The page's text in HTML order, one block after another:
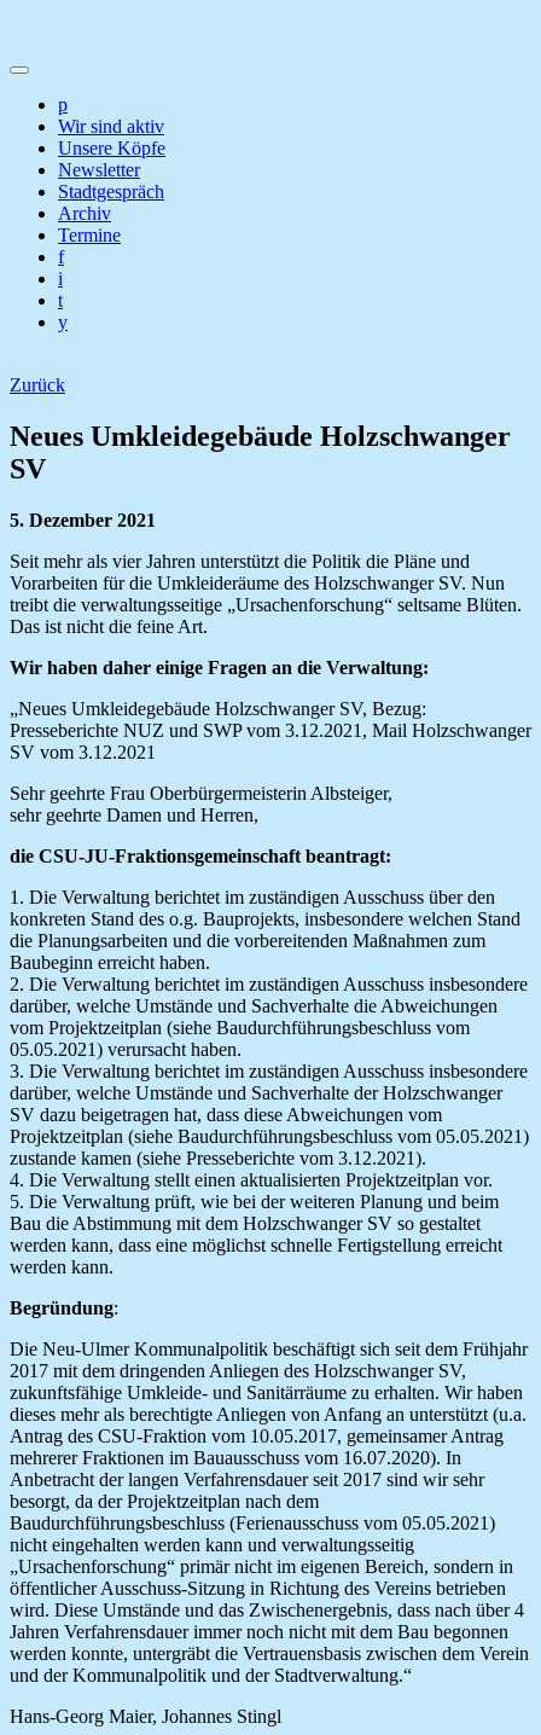
p
Wir sind aktiv
Unsere Köpfe
Newsletter
Stadtgespräch
Archiv
Termine
f
i
t
y
Zurück
Neues Umkleidegebäude Holzschwanger
SV
5. Dezember 2021
Seit mehr als vier Jahren unterstützt die Politik die Pläne und
Vorarbeiten für die Umkleideräume des Holzschwanger SV. Nun
treibt die verwaltungsseitige „Ursachenforschung“ seltsame Blüten.
Das ist nicht die feine Art.
Wir haben daher einige Fragen an die Verwaltung:
„Neues Umkleidegebäude Holzschwanger SV, Bezug:
Presseberichte NUZ und SWP vom 3.12.2021, Mail Holzschwanger
SV vom 3.12.2021
Sehr geehrte Frau Oberbürgermeisterin Albsteiger,
sehr geehrte Damen und Herren,
die CSU-JU-Fraktionsgemeinschaft beantragt:
1. Die Verwaltung berichtet im zuständigen Ausschuss über den
konkreten Stand des o.g. Bauprojekts, insbesondere welchen Stand
die Planungsarbeiten und die vorbereitenden Maßnahmen zum
Baubeginn erreicht haben.
2. Die Verwaltung berichtet im zuständigen Ausschuss insbesondere
darüber, welche Umstände und Sachverhalte die Abweichungen
vom Projektzeitplan (siehe Baudurchführungsbeschluss vom
05.05.2021) verursacht haben.
3. Die Verwaltung berichtet im zuständigen Ausschuss insbesondere
darüber, welche Umstände und Sachverhalte der Holzschwanger
SV dazu beigetragen hat, dass diese Abweichungen vom
Projektzeitplan (siehe Baudurchführungsbeschluss vom 05.05.2021)
zustande kamen (siehe Presseberichte vom 3.12.2021).
4. Die Verwaltung stellt einen aktualisierten Projektzeitplan vor.
5. Die Verwaltung prüft, wie bei der weiteren Planung und beim
Bau die Abstimmung mit dem Holzschwanger SV so gestaltet
werden kann, dass eine möglichst schnelle Fertigstellung erreicht
werden kann.
Begründung:
Die Neu-Ulmer Kommunalpolitik beschäftigt sich seit dem Frühjahr
2017 mit dem dringenden Anliegen des Holzschwanger SV,
zukunftsfähige Umkleide- und Sanitärräume zu erhalten. Wir haben
dieses mehr als berechtigte Anliegen von Anfang an unterstützt (u.a.
Antrag des CSU-Fraktion vom 10.05.2017, gemeinsamer Antrag
mehrerer Fraktionen im Bauausschuss vom 16.07.2020). In
Anbetracht der langen Verfahrensdauer seit 2017 sind wir sehr
besorgt, da der Projektzeitplan nach dem
Baudurchführungsbeschluss (Ferienausschuss vom 05.05.2021)
nicht eingehalten werden kann und verwaltungsseitig
„Ursachenforschung“ primär nicht im eigenen Bereich, sondern in
öffentlicher Ausschuss-Sitzung in Richtung des Vereins betrieben
wird. Diese Umstände und das Zwischenergebnis, dass nach über 4
Jahren Verfahrensdauer immer noch nicht mit dem Bau begonnen
werden konnte, untergräbt die Vertrauensbasis zwischen dem Verein
und der Kommunalpolitik und der Stadtverwaltung.“
Hans-Georg Maier, Johannes Stingl